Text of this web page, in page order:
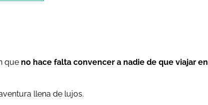
que no hace falta convencer a nadie de que viajar en
llena de lujos.